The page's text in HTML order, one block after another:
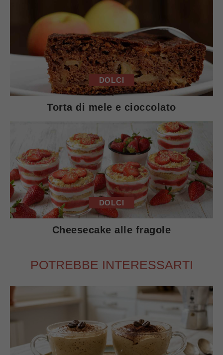
DOLCI
Torta di mele e cioccolato
DOLCI
Cheesecake alle fragole
POTREBBE INTERESSARTI